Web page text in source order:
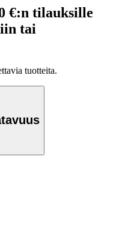
€:n tilauksille
tai
tuotteita.